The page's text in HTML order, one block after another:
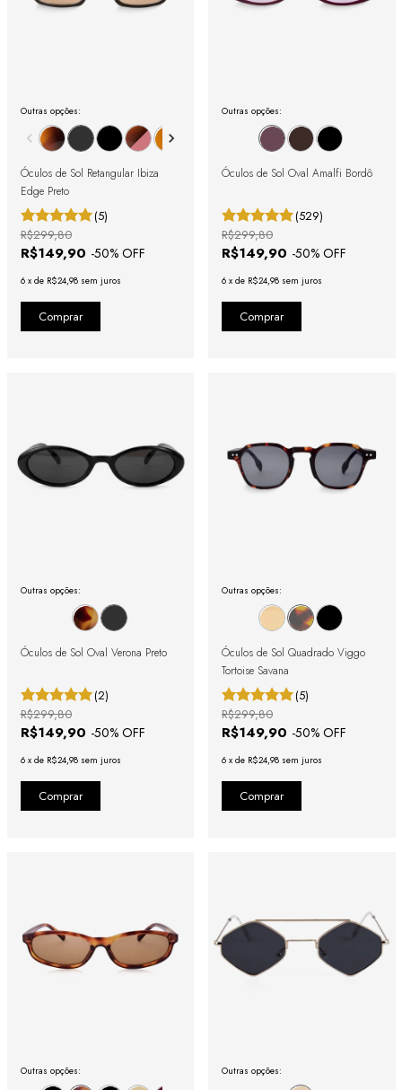
Outras opções:
Óculos de Sol Retangular Ibiza
Edge Preto
(5)
R$149,90 -50% OFF
R$299,80
6 x de R$24,98 sem juros
Outras opções:
Óculos de Sol Oval Amalfi Bordô
(529)
R$149,90 -50% OFF
R$299,80
6 x de R$24,98 sem juros
Outras opções:
Óculos de Sol Oval Verona Preto
(2)
R$149,90 -50% OFF
R$299,80
6 x de R$24,98 sem juros
Outras opções:
Óculos de Sol Quadrado Viggo
Tortoise Savana
(5)
R$149,90 -50% OFF
R$299,80
6 x de R$24,98 sem juros
Outras opções: Outras opções: